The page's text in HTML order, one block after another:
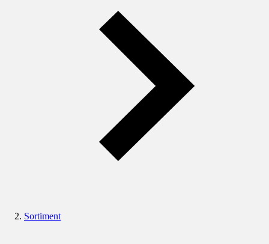
Sortiment